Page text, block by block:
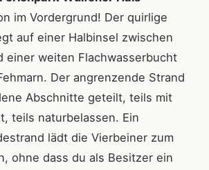
im Vordergrund! Der quirlige
auf einer Halbinsel zwischen
einer weiten Flachwasserbucht
Der angrenzende Strand
Abschnitte geteilt, teils mit
teils naturbelassen. Ein
lädt die Vierbeiner zum
ohne dass du als Besitzer ein